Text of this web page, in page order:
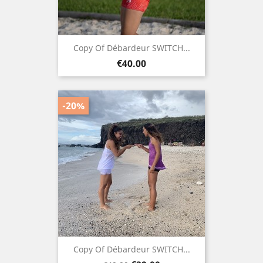
Copy Of Débardeur SWITCH...
Price
€40.00
Copy Of Débardeur SWITCH...
-20%